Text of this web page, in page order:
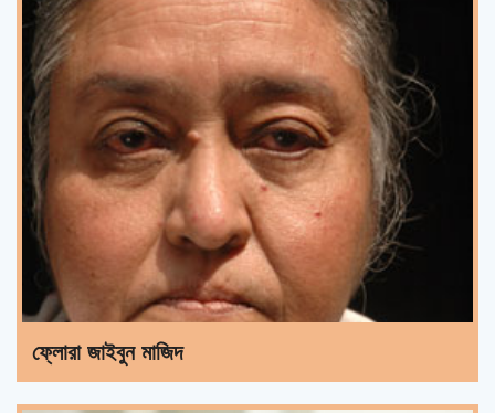
ফ্লোরা জাইবুন মাজিদ